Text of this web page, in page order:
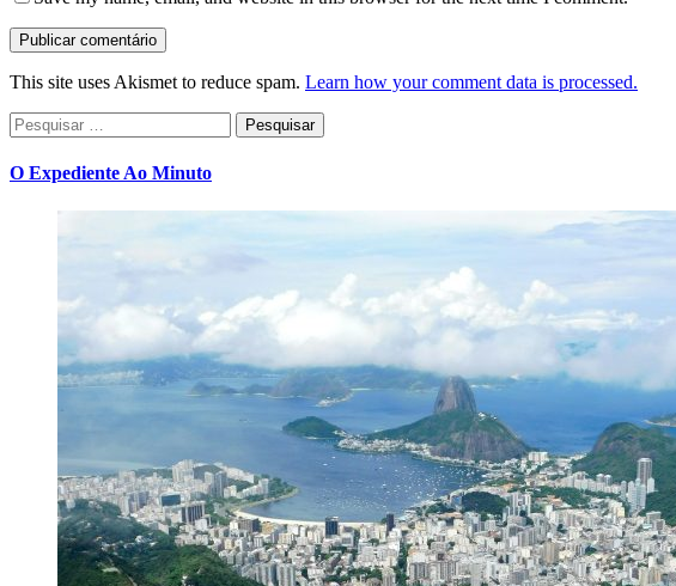
This site uses Akismet to reduce spam. Learn how your comment data is processed.
Pesquisar
por:
O Expediente Ao Minuto